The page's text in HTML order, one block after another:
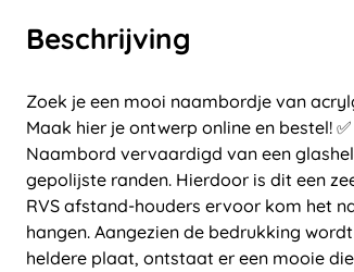
Beschrijving
Zoek je een mooi naambordje van
Maak hier je ontwerp online en bestel!
Naambord vervaardigd van een
gepolijste randen. Hierdoor is dit een
RVS afstand-houders ervoor kom het
hangen. Aangezien de bedrukking
heldere plaat, ontstaat er een mooie